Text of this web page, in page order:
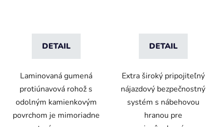
DETAIL
Laminovaná gumená
protiúnavová rohož s
odolným kamienkovým
povrchom je mimoriadne
DETAIL
Extra široký pripojiteľný
nájazdový bezpečnostný
systém s nábehovou
hranou pre